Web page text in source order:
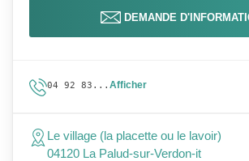
DEMANDE
04 92 83... Afficher
Le village (la placette ou le lavoir)
04120 La Palud-sur-Verdon-it